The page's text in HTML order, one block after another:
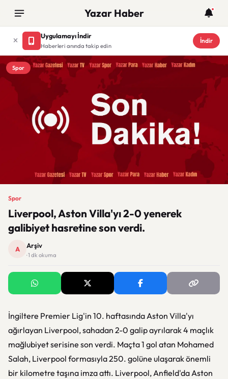
Yazar Haber
Uygulamayı İndir
Haberleri anında takip edin
İndir
Spor
Spor
Liverpool, Aston Villa'yı 2-0 yenerek
galibiyet hasretine son verdi.
A Arşiv
· 1 dk okuma
İngiltere Premier Lig'in 10. haftasında Aston Villa'yı
ağırlayan Liverpool, sahadan 2-0 galip ayrılarak 4 maçlık
mağlubiyet serisine son verdi. Maçta 1 gol atan Mohamed
Salah, Liverpool formasıyla 250. golüne ulaşarak önemli
bir kilometre taşına imza attı. Liverpool, Anfield'da Aston